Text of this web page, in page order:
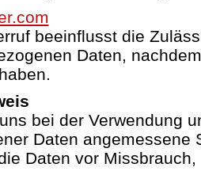
beeinflusst die
Daten,
bei der Verwendung
Daten angemessene
Daten vor